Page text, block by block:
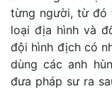
từng người, từ đó
loại địa hình và
đội hình địch có
dùng các anh
đưa pháp sư ra